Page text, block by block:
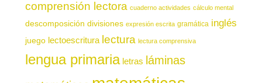
comprensión lectora cuaderno actividades cálculo mental
descomposición divisiones expresión escrita gramática inglés
juego lectoescritura lectura lectura comprensiva
lengua primaria letras láminas